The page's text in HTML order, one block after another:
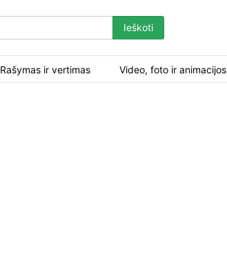
Ieškoti
Rašymas ir vertimas Video, foto ir animacijos